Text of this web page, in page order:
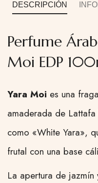
DESCRIPCIÓN
Perfume
Moi EDP
Yara Moi es una
amaderada de
como «White Yara»,
frutal con una base
La apertura de jazmín